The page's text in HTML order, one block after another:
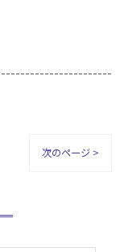
次のページ >